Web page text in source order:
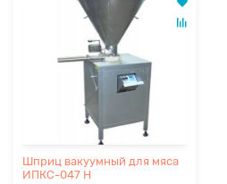
Шприц вакуумный для мяса
ИПКС-047 Н